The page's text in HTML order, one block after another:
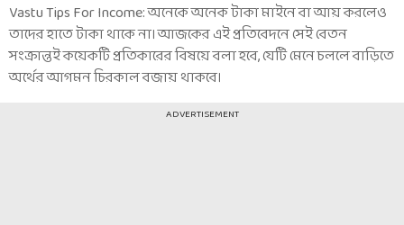
Vastu Tips For Income: অনেকে অনেক টাকা মাইনে বা আয় করলেও
তাদের হাতে টাকা থাকে না। আজকের এই প্রতিবেদনে সেই বেতন
সংক্রান্তই কয়েকটি প্রতিকারের বিষয়ে বলা হবে, যেটি মেনে চললে বাড়িতে
অর্থের আগমন চিরকাল বজায় থাকবে।
ADVERTISEMENT